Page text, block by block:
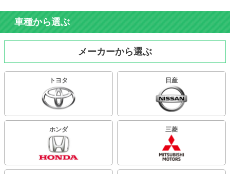
車種から選ぶ
メーカーから選ぶ
トヨタ 日産
ホンダ 三菱